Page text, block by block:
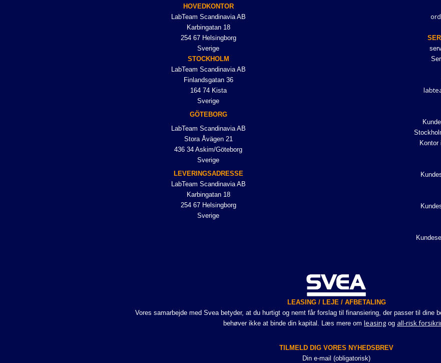
HOVEDKONTOR
LabTeam Scandinavia AB
Karbingatan 18
254 67 Helsingborg
Sverige
STOCKHOLM
LabTeam Scandinavia AB
Finlandsgatan 36
164 74 Kista
Sverige
GÖTEBORG
LabTeam Scandinavia AB
Stora Åvägen 21
436 34 Askim/Göteborg
Sverige
LEVERINGSADRESSE
LabTeam Scandinavia AB
Karbingatan 18
254 67 Helsingborg
Sverige
Kontor
LEASING / LEJE / AFBETALING
Vores samarbejde med Svea betyder, at du hurtigt og nemt får forslag til finansiering, der passer til dine
behøver ikke at binde din kapital. Læs mere om leasing og all-risk
TILMELD DIG VORES NYHEDSBREV
Din e-mail (obligatorisk)